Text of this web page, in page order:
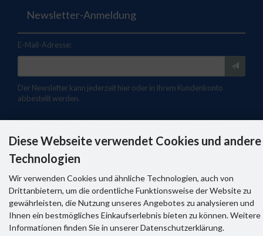
Newsletter-Anmeldung
E-Mail-Adresse:
Der Newsletter kann jederzeit hier oder in Ihrem Kundenkonto
abbestellt werden.
2026 | Template © 2026 by Karl
Alle Angebote sind freibleibend, sofern nicht anders angegeben. Irrtümer, Druckfehler
Abbildungen und dargestellte Farben können, u.a. durch Monitoreinstellungen, von der
Alle genannten Produkte und Logos sind eingetragene Warenzeichen der jeweiligen
Inhaber (Foto(Box "Sicherheit & Service"): K. Gastmann,www.pixelio.de).
Diverse Fotomontagen auf Basis von 4045 - de.freepik.com / Adobe Stock
modified eCommerce Shopsoftware © 2009-2026
Diese Webseite verwendet Cookies und andere
Technologien
Wir verwenden Cookies und ähnliche Technologien, auch von
Drittanbietern, um die ordentliche Funktionsweise der Website zu
gewährleisten, die Nutzung unseres Angebotes zu analysieren und
Ihnen ein bestmögliches Einkaufserlebnis bieten zu können. Weitere
Informationen finden Sie in unserer Datenschutzerklärung.